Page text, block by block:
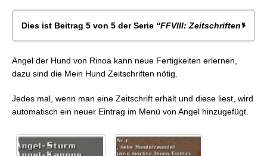
Dies ist Beitrag 5 von 5 der Serie “FFVIII: Zeitschriften”
FFVIII: Okkult Fan
FFVIII: Timber Maniacs
FFVIII: Waffenmagazine
FFVIII: Mein Hund
Angel der Hund von Rinoa kann neue Fertigkeiten erlernen,
dazu sind die Mein Hund Zeitschriften nötig.
Jedes mal, wenn man eine Zeitschrift erhält und diese liest, wird
automatisch ein neuer Eintrag im Menü von Angel hinzugefügt.